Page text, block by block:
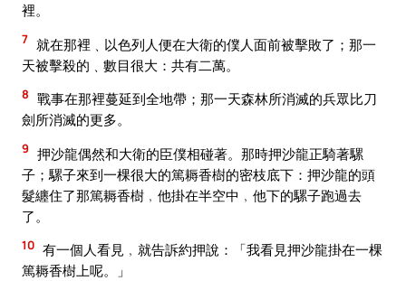
裡。
7 就在那裡﹑以色列人便在大衛的僕人面前被擊敗了；那一
天被擊殺的﹑數目很大：共有二萬。
8 戰事在那裡蔓延到全地帶；那一天森林所消滅的兵眾比刀
劍所消滅的更多。
9 押沙龍偶然和大衛的臣僕相碰著。那時押沙龍正騎著騾
子；騾子來到一棵很大的篤耨香樹的密枝底下：押沙龍的頭
髮纏住了那篤耨香樹﹐他掛在半空中﹐他下的騾子跑過去
了。
10 有一個人看見﹐就告訴約押說：「我看見押沙龍掛在一棵
篤耨香樹上呢。」